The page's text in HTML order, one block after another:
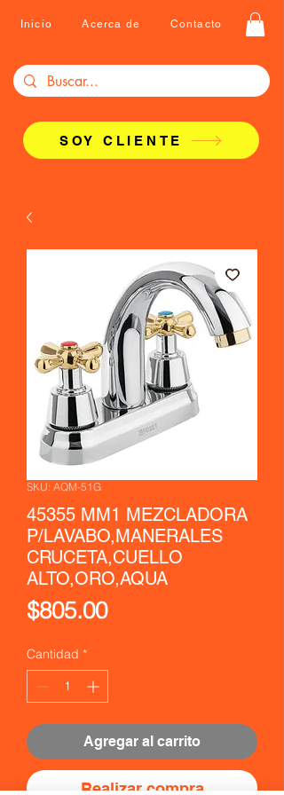
Inicio Acerca de Contacto
SOY CLIENTE
SKU: AQM-51G
45355 MM1 MEZCLADORA
P/LAVABO,MANERALES
CRUCETA,CUELLO
ALTO,ORO,AQUA
$805.00Precio
Cantidad *
Agregar al carrito
Realizar compra